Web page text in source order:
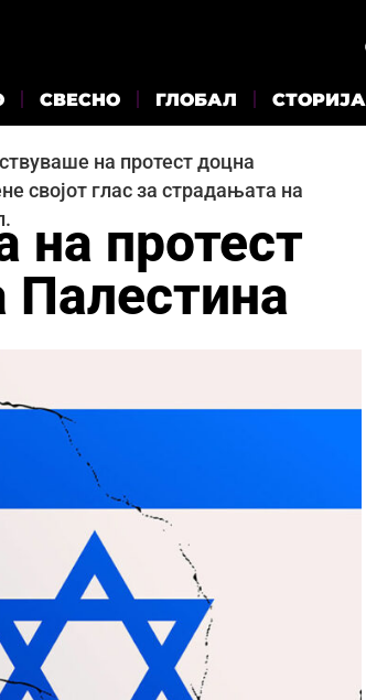
СВЕСНО ГЛОБАЛ СТОРИЈА
на протест доцна
својот глас за страдањата на
на протест
Палестина